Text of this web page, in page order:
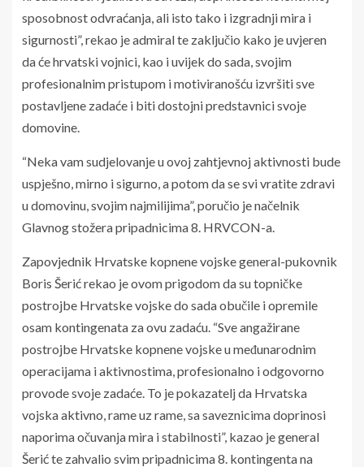
sposobnost odvraćanja, ali isto tako i izgradnji mira i
sigurnosti”, rekao je admiral te zaključio kako je uvjeren
da će hrvatski vojnici, kao i uvijek do sada, svojim
profesionalnim pristupom i motiviranošću izvršiti sve
postavljene zadaće i biti dostojni predstavnici svoje
domovine.
“Neka vam sudjelovanje u ovoj zahtjevnoj aktivnosti bude
uspješno, mirno i sigurno, a potom da se svi vratite zdravi
u domovinu, svojim najmilijima”, poručio je načelnik
Glavnog stožera pripadnicima 8. HRVCON-a.
Zapovjednik Hrvatske kopnene vojske general-pukovnik
Boris Šerić rekao je ovom prigodom da su topničke
postrojbe Hrvatske vojske do sada obučile i opremile
osam kontingenata za ovu zadaću. “Sve angažirane
postrojbe Hrvatske kopnene vojske u međunarodnim
operacijama i aktivnostima, profesionalno i odgovorno
provode svoje zadaće. To je pokazatelj da Hrvatska
vojska aktivno, rame uz rame, sa saveznicima doprinosi
naporima očuvanja mira i stabilnosti”, kazao je general
Šerić te zahvalio svim pripadnicima 8. kontingenta na